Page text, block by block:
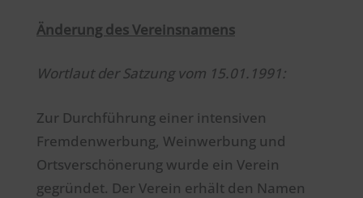
Änderung des Vereinsnamens
Wortlaut der Satzung vom 15.01.1991:
Zur Durchführung einer intensiven
Fremdenwerbung, Weinwerbung und
Ortsverschönerung wurde ein Verein
gegründet. Der Verein erhält den Namen